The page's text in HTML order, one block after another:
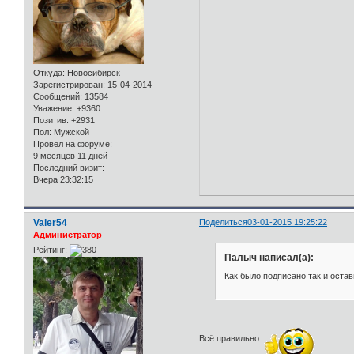
Откуда: Новосибирск
Зарегистрирован: 15-04-2014
Сообщений: 13584
Уважение: +9360
Позитив: +2931
Пол: Мужской
Провел на форуме:
9 месяцев 11 дней
Последний визит:
Вчера 23:32:15
Поделиться03-01-2015 19:25:22
Valer54
Администратор
Рейтинг:
Палыч написал(а):
Как было подписано так и
Всё правильно